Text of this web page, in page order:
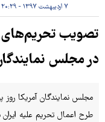
۷ اردیبهشت ۱۳۹۷ - ۲۰:۲۹
تصویب تحریم‌های
در مجلس
طرح اعمال تحریم علیه